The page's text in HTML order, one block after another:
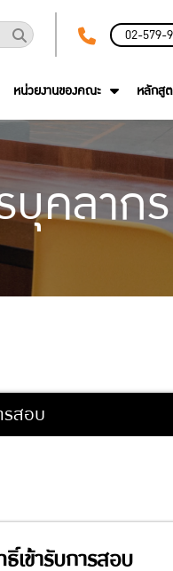
02-579-
หน่วยงานของคณะ หลักสู
คลากร
รสอบ
เข้ารับการสอบ